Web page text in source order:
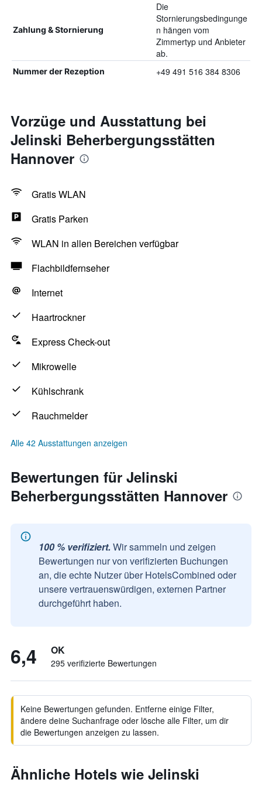
Zahlung & Stornierung
Die
Stornierungsbedingunge
n hängen vom
Zimmertyp und Anbieter
ab.
Nummer der Rezeption +49 491 516 384 8306
Vorzüge und Ausstattung bei
Jelinski Beherbergungsstätten
Hannover
Gratis WLAN
Gratis Parken
WLAN in allen Bereichen verfügbar
Flachbildfernseher
Internet
Haartrockner
Express Check-out
Mikrowelle
Kühlschrank
Rauchmelder
Alle 42 Ausstattungen anzeigen
Bewertungen für Jelinski
Beherbergungsstätten Hannover
100 % verifiziert. Wir sammeln und zeigen
Bewertungen nur von verifizierten Buchungen
an, die echte Nutzer über HotelsCombined oder
unsere vertrauenswürdigen, externen Partner
durchgeführt haben.
6,4 OK
295 verifizierte Bewertungen
Keine Bewertungen gefunden. Entferne einige Filter,
ändere deine Suchanfrage oder lösche alle Filter, um dir
die Bewertungen anzeigen zu lassen.
Ähnliche Hotels wie Jelinski